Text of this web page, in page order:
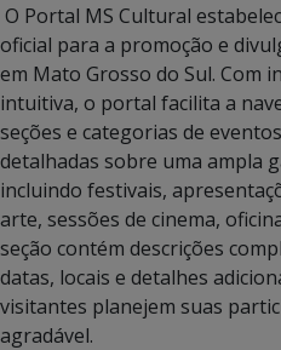
O Portal MS Cultural
oficial para a promoção e
em Mato Grosso do Sul. Com
intuitiva, o portal facilita a
seções e categorias de
detalhadas sobre uma ampla
incluindo festivais,
arte, sessões de cinema,
seção contém descrições
datas, locais e detalhes
visitantes planejem suas
agradável.